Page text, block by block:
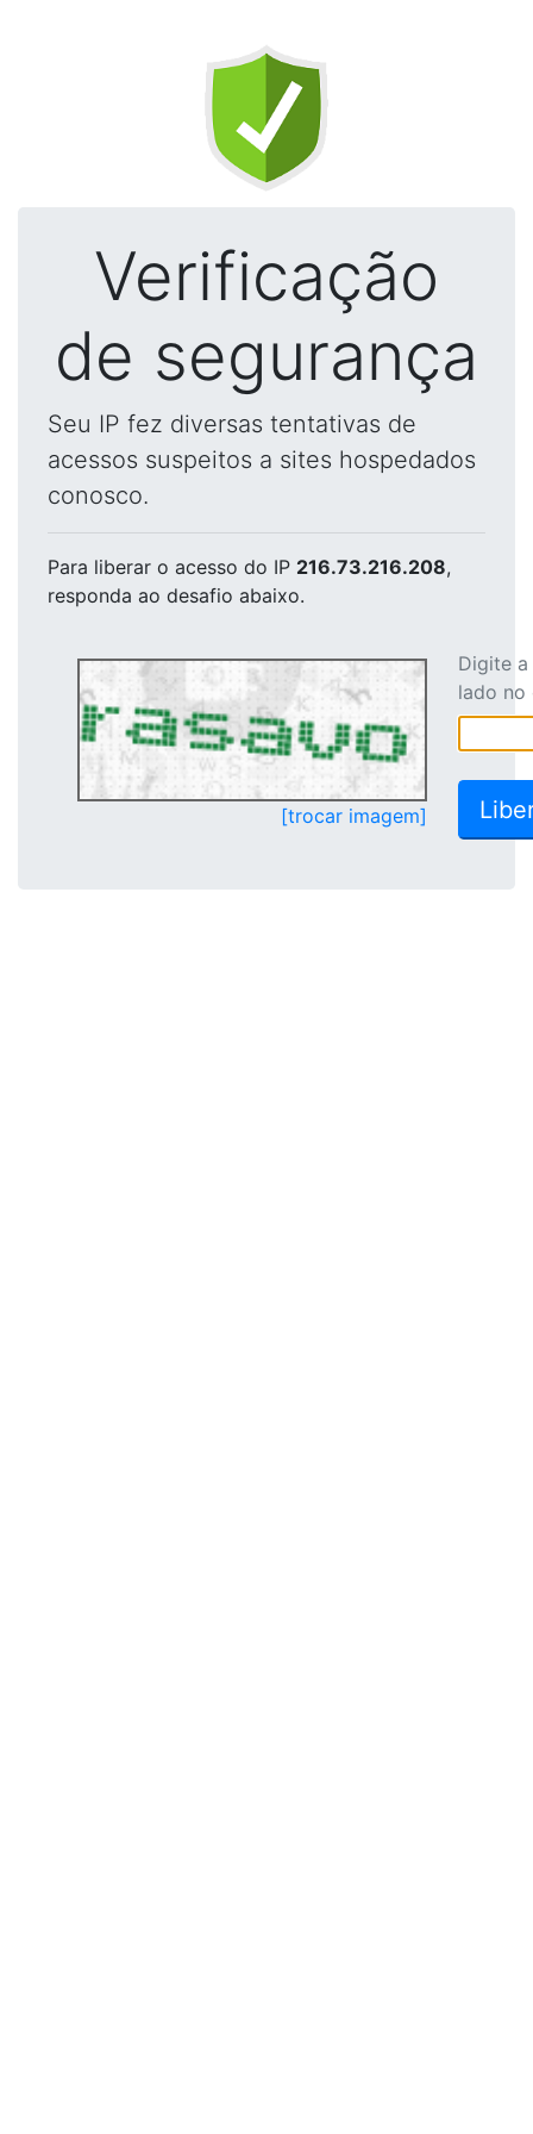
Verificação
de segurança
Seu IP fez diversas tentativas de
acessos suspeitos a sites hospedados
conosco.
Para liberar o acesso do IP 216.73.216.208,
responda ao desafio abaixo.
[trocar imagem]
Digite
lado no